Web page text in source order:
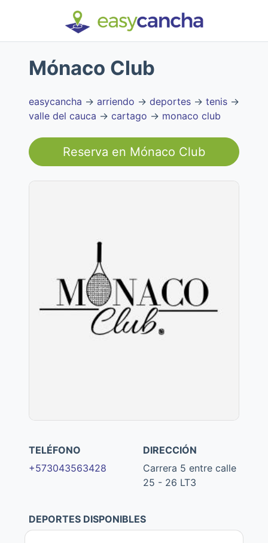
Mónaco Club
easycancha → arriendo → deportes → tenis →
valle del cauca → cartago → monaco club
Reserva en Mónaco Club
TELÉFONO
+573043563428
DIRECCIÓN
Carrera 5 entre calle
25 - 26 LT3
DEPORTES DISPONIBLES